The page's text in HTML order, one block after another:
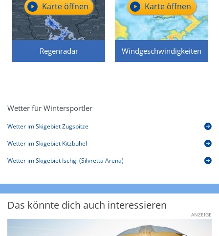
Regenradar
Karte öffnen
Windgeschwindigkeiten
Karte öffnen
Wetter für Wintersportler
Wetter im Skigebiet Zugspitze
Wetter im Skigebiet Kitzbühel
Wetter im Skigebiet Ischgl (Silvretta Arena)
Das könnte dich auch interessieren
ANZEIGE